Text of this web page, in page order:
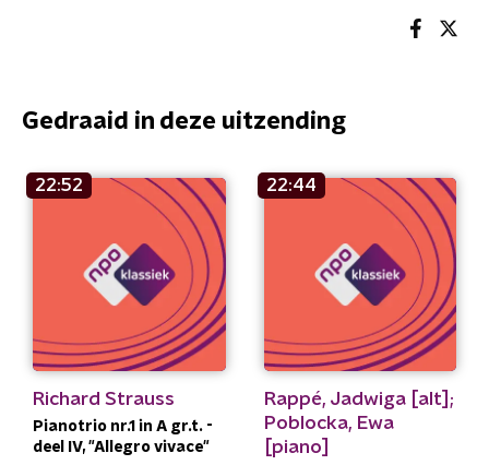
Gedraaid in deze uitzending
22:52
Richard Strauss
Pianotrio nr.1 in A gr.t. -
deel IV, "Allegro vivace"
22:44
Rappé, Jadwiga [alt];
Poblocka, Ewa
[piano]